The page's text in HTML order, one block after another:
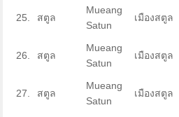
25. สตูล
Mueang
Satun
เมืองสตูล
26. สตูล
Mueang
Satun
เมืองสตูล
27. สตูล
Mueang
Satun
เมืองสตูล